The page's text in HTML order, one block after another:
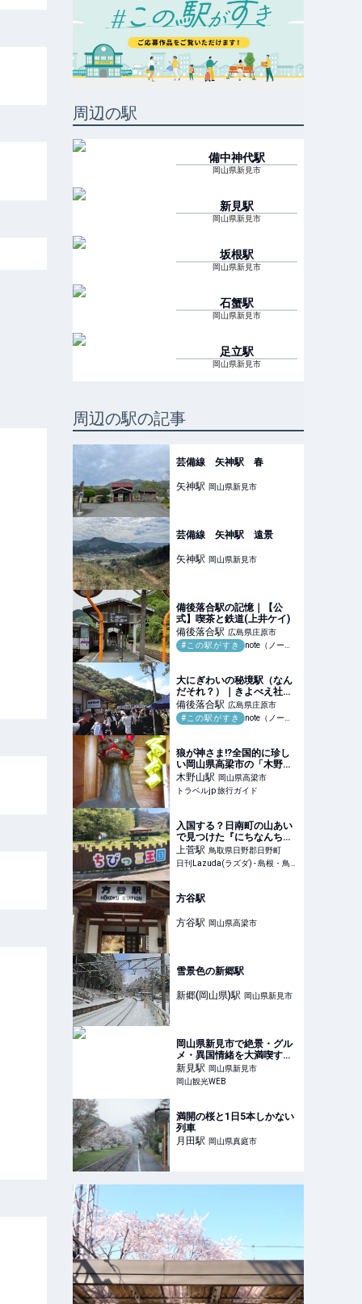
周辺の駅
備中神代駅
岡山県新見市
新見駅
岡山県新見市
坂根駅
岡山県新見市
石蟹駅
岡山県新見市
足立駅
岡山県新見市
周辺の駅の記事
芸備線 矢神駅 春
矢神駅 岡山県新見市
芸備線 矢神駅 遠景
矢神駅 岡山県新見市
備後落合駅の記憶｜【公
式】喫茶と鉄道(上井ケイ)
備後落合駅 広島県庄原市
#この駅がすき
note（ノート）
大にぎわいの秘境駅（なん
だそれ？）｜きよべえ社会
科の窓(佐藤清崇)
備後落合駅 広島県庄原市
#この駅がすき
note（ノート）
狼が神さま!?全国的に珍し
い岡山県高梁市の「木野山
神社」 | 岡山県 | トラベルjp
旅行ガイド
木野山駅 岡山県高梁市
トラベルjp 旅行ガイド
入国する？日南町の山あい
で見つけた『にちなんちび
っこ王国』 – 日刊Lazuda
上菅駅 鳥取県日野郡日野町
日刊Lazuda(ラズダ) - 島根・鳥取を知る、見る、食べる、遊ぶ、暮らすWebマガジン
方谷駅
方谷駅 岡山県高梁市
雪景色の新郷駅
新郷(岡山県)駅 岡山県新見市
岡山県新見市で絶景・グル
メ・異国情緒を大満喫する
1日2泊の旅！
新見駅 岡山県新見市
岡山観光WEB
満開の桜と1日5本しかない
列車
月田駅 岡山県真庭市